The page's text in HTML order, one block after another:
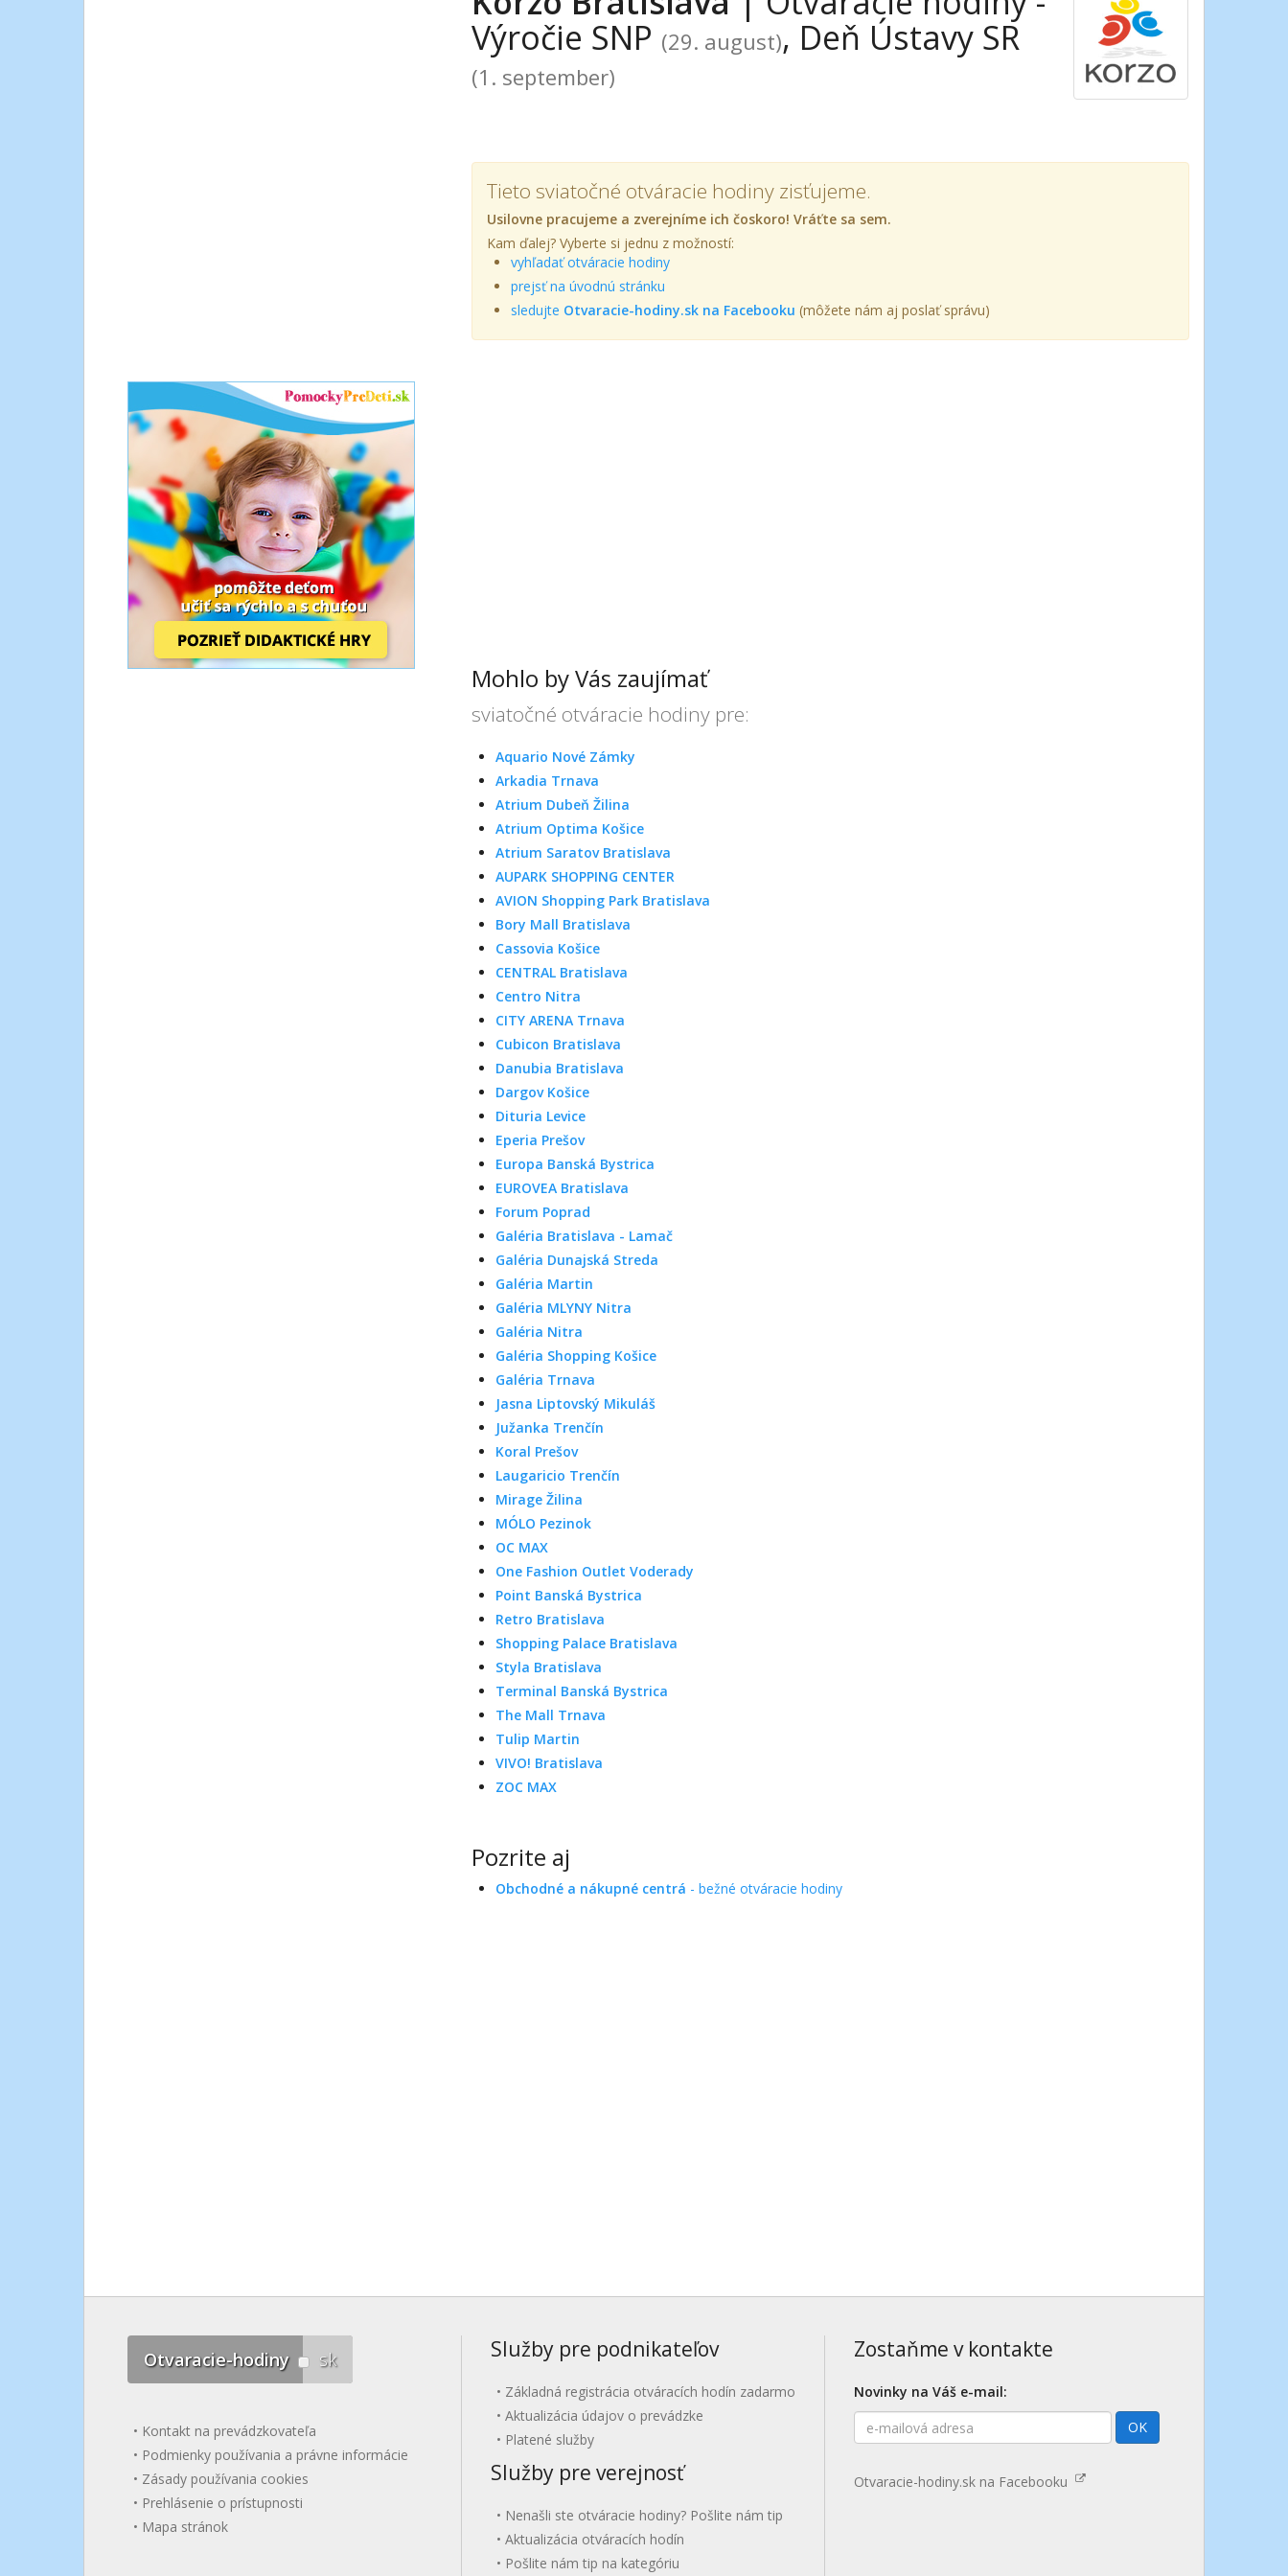
Výročie SNP (29. august), Deň Ústavy SR
(1. september)
Tieto sviatočné otváracie hodiny zisťujeme.
Usilovne pracujeme a zverejníme ich čoskoro! Vráťte sa sem.
Kam ďalej? Vyberte si jednu z možností:
vyhľadať otváracie hodiny
prejsť na úvodnú stránku
sledujte Otvaracie-hodiny.sk na Facebooku (môžete nám aj poslať správu)
Mohlo by Vás zaujímať
sviatočné otváracie hodiny pre:
Aquario Nové Zámky
Arkadia Trnava
Atrium Dubeň Žilina
Atrium Optima Košice
Atrium Saratov Bratislava
AUPARK SHOPPING CENTER
AVION Shopping Park Bratislava
Bory Mall Bratislava
Cassovia Košice
CENTRAL Bratislava
Centro Nitra
CITY ARENA Trnava
Cubicon Bratislava
Danubia Bratislava
Dargov Košice
Dituria Levice
Eperia Prešov
Europa Banská Bystrica
EUROVEA Bratislava
Forum Poprad
Galéria Bratislava - Lamač
Galéria Dunajská Streda
Galéria Martin
Galéria MLYNY Nitra
Galéria Nitra
Galéria Shopping Košice
Galéria Trnava
Jasna Liptovský Mikuláš
Južanka Trenčín
Koral Prešov
Laugaricio Trenčín
Mirage Žilina
MÓLO Pezinok
OC MAX
One Fashion Outlet Voderady
Point Banská Bystrica
Retro Bratislava
Shopping Palace Bratislava
Styla Bratislava
Terminal Banská Bystrica
The Mall Trnava
Tulip Martin
VIVO! Bratislava
ZOC MAX
Pozrite aj
Obchodné a nákupné centrá - bežné otváracie hodiny
Otvaracie-hodiny sk
Kontakt na prevádzkovateľa
Podmienky používania a právne informácie
Zásady používania cookies
Prehlásenie o prístupnosti
Mapa stránok
Služby pre podnikateľov
Základná registrácia otváracích hodín zadarmo
Aktualizácia údajov o prevádzke
Platené služby
Služby pre verejnosť
Nenašli ste otváracie hodiny? Pošlite nám tip
Aktualizácia otváracích hodín
Pošlite nám tip na kategóriu
Zostaňme v kontakte
Novinky na Váš e-mail:
E-
mailová
OK
Otvaracie-hodiny.sk na Facebooku